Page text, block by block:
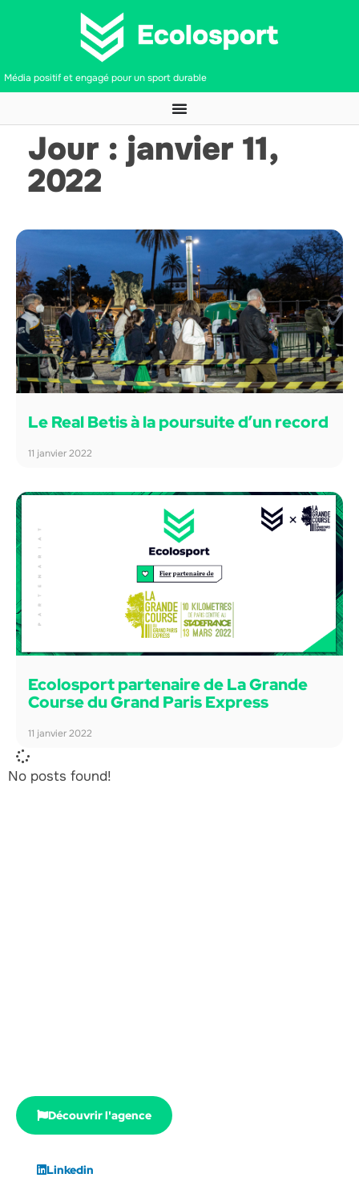
Média positif et engagé pour un sport durable
Jour : janvier 11,
2022
Le Real Betis à la poursuite d’un record
11 janvier 2022
Ecolosport partenaire de La Grande
Course du Grand Paris Express
11 janvier 2022
No posts found!
Découvrir l'agence
Linkedin